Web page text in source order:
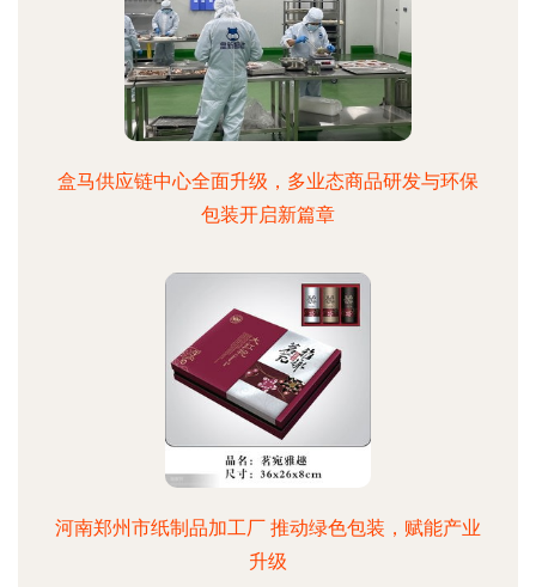
盒马供应链中心全面升级，多业态商品研发与环保
包装开启新篇章
河南郑州市纸制品加工厂 推动绿色包装，赋能产业
升级